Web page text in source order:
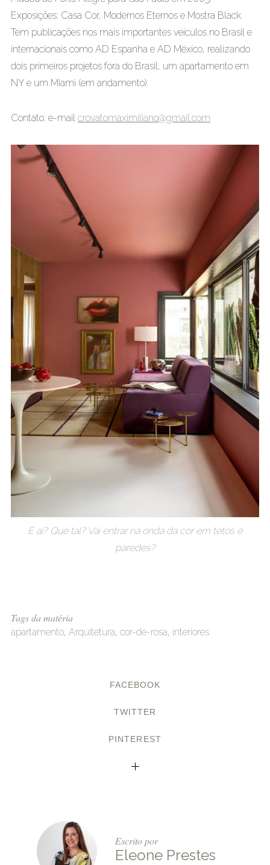
Exposições: Casa Cor, Modernos Eternos e Mostra Black.
Tem publicações nos mais importantes veículos no Brasil e
internacionais como AD Espanha e AD México, realizando
dois primeiros projetos fora do Brasil, um apartamento em
NY e um Miami (em andamento).
Contato: e-mail crovatomaximiliano@gmail.com
E aí? Que tal? Vai entrar na onda da cor em tetos e
paredes?
Tags da matéria
apartamento, Arquitetura, cor-de-rosa, interiores
FACEBOOK
TWITTER
PINTEREST
Escrito por
Eleone Prestes